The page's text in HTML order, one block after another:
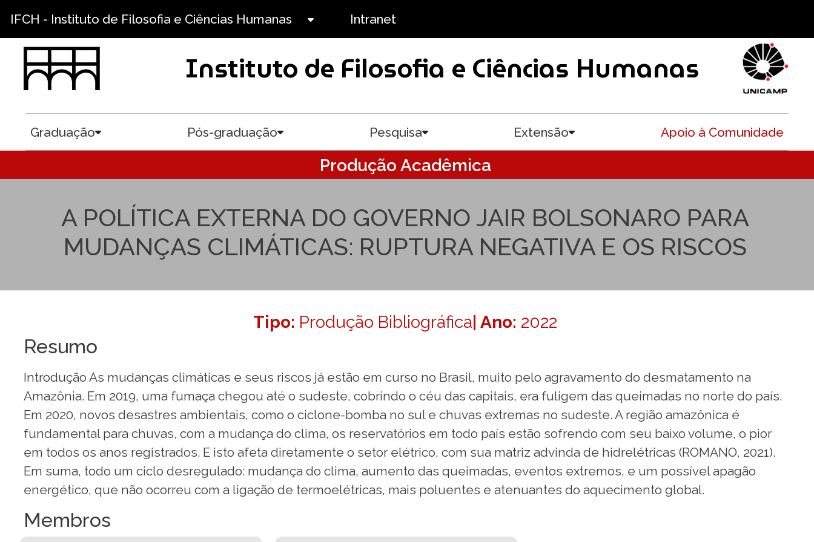
IFCH - Instituto de Filosofia e Ciências Humanas Intranet
Instituto de Filosofia e Ciências Humanas
Graduação Pós-graduação Pesquisa Extensão Apoio à Comunidade
Produção Acadêmica
A POLÍTICA EXTERNA DO GOVERNO JAIR BOLSONARO PARA
MUDANÇAS CLIMÁTICAS: RUPTURA NEGATIVA E OS RISCOS
Tipo: Produção Bibliográfica| Ano: 2022
Resumo
Introdução As mudanças climáticas e seus riscos já estão em curso no Brasil, muito pelo agravamento do desmatamento na
Amazônia. Em 2019, uma fumaça chegou até o sudeste, cobrindo o céu das capitais, era fuligem das queimadas no norte do país.
Em 2020, novos desastres ambientais, como o ciclone-bomba no sul e chuvas extremas no sudeste. A região amazônica é
fundamental para chuvas, com a mudança do clima, os reservatórios em todo país estão sofrendo com seu baixo volume, o pior
em todos os anos registrados. E isto afeta diretamente o setor elétrico, com sua matriz advinda de hidrelétricas (ROMANO, 2021).
Em suma, todo um ciclo desregulado: mudança do clima, aumento das queimadas, eventos extremos, e um possível apagão
energético, que não ocorreu com a ligação de termoelétricas, mais poluentes e atenuantes do aquecimento global.
Membros